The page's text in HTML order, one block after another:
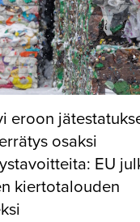
eroon
osaksi
EU
kiertotalouden